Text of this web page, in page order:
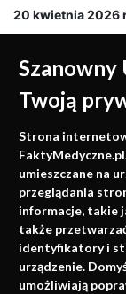
Szanowny
Twoją
Strona
umieszczane na
przeglądania
informacje, takie
także
identyfikatory i
urządzenie.
umożliwiają
20 kwietnia 2026
Konferencje,